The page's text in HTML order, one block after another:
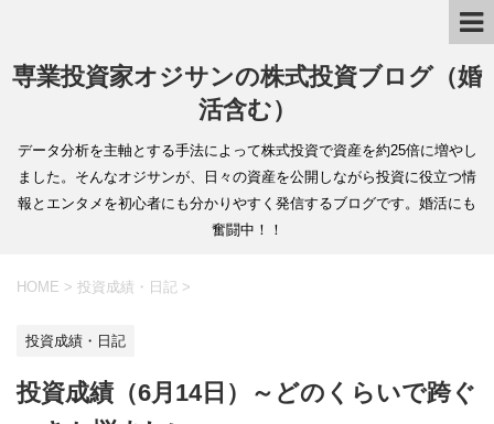
専業投資家オジサンの株式投資ブログ（婚
活含む）
データ分析を主軸とする手法によって株式投資で資産を約25倍に増やし
ました。そんなオジサンが、日々の資産を公開しながら投資に役立つ情
報とエンタメを初心者にも分かりやすく発信するブログです。婚活にも
奮闘中！！
HOME > 投資成績・日記 >
投資成績・日記
投資成績（6月14日）～どのくらいで跨ぐ